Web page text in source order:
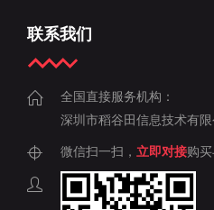
联系我们
全国直接服务机构：
深圳市稻谷田信息技术有限
微信扫一扫， 立即对接购